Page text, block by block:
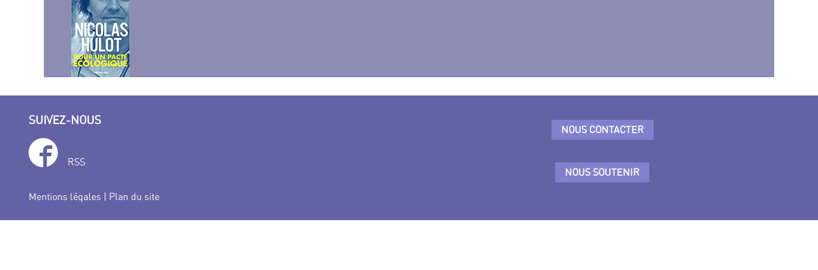
SUIVEZ-NOUS
RSS
Mentions légales | Plan du site
NOUS CONTACTER
NOUS SOUTENIR